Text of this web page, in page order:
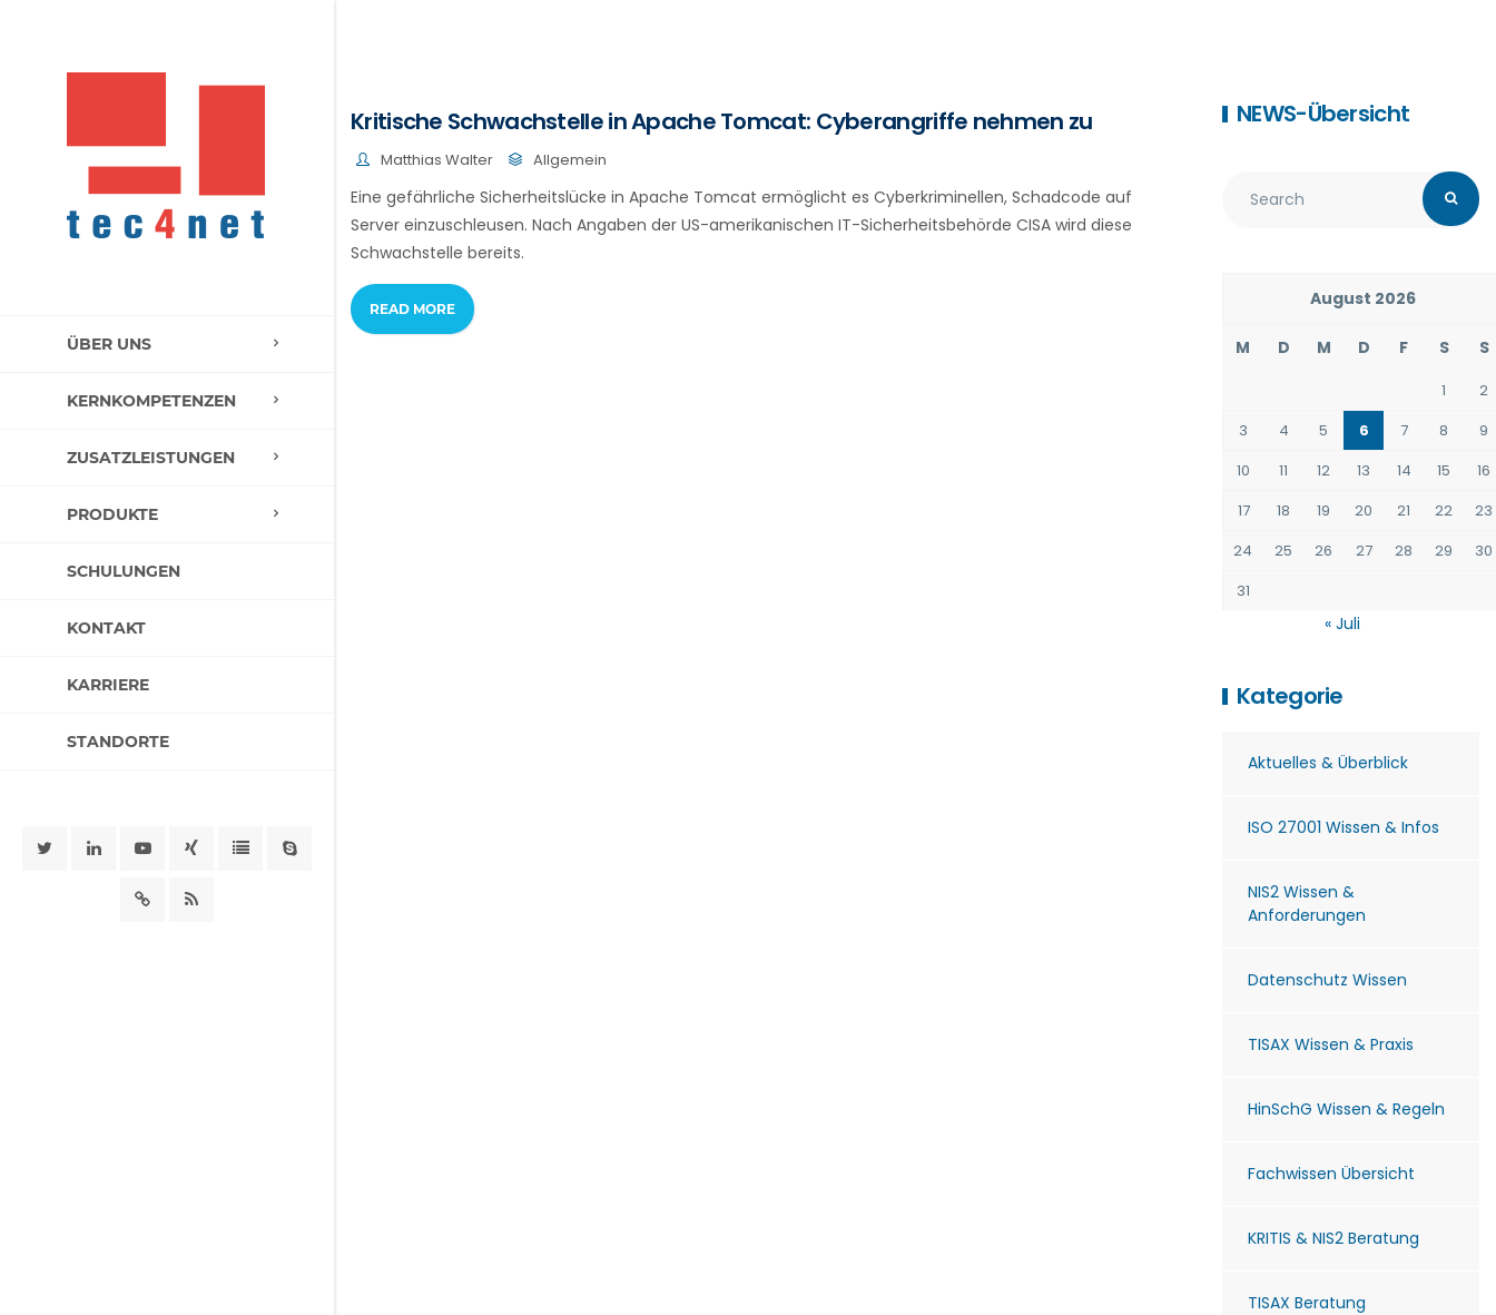
ÜBER UNS
KERNKOMPETENZEN
ZUSATZLEISTUNGEN
PRODUKTE
SCHULUNGEN
KONTAKT
KARRIERE
STANDORTE
Kritische Schwachstelle in Apache Tomcat: Cyberangriffe nehmen zu
Matthias Walter Allgemein
Eine gefährliche Sicherheitslücke in Apache Tomcat ermöglicht es Cyberkriminellen, Schadcode auf
Server einzuschleusen. Nach Angaben der US-amerikanischen IT-Sicherheitsbehörde CISA wird diese
Schwachstelle bereits.
READ MORE
NEWS-Übersicht
August 2026
M D M D F S S
1
2
3
4 5 6 7 8
9
10
11 12 13 14 15
16
17
18 19 20 21 22
23
24
25 26 27 28 29
30
31
« Juli
Kategorie
Aktuelles & Überblick
ISO 27001 Wissen & Infos
NIS2 Wissen &
Anforderungen
Datenschutz Wissen
TISAX Wissen & Praxis
HinSchG Wissen & Regeln
Fachwissen Übersicht
KRITIS & NIS2 Beratung
TISAX Beratung